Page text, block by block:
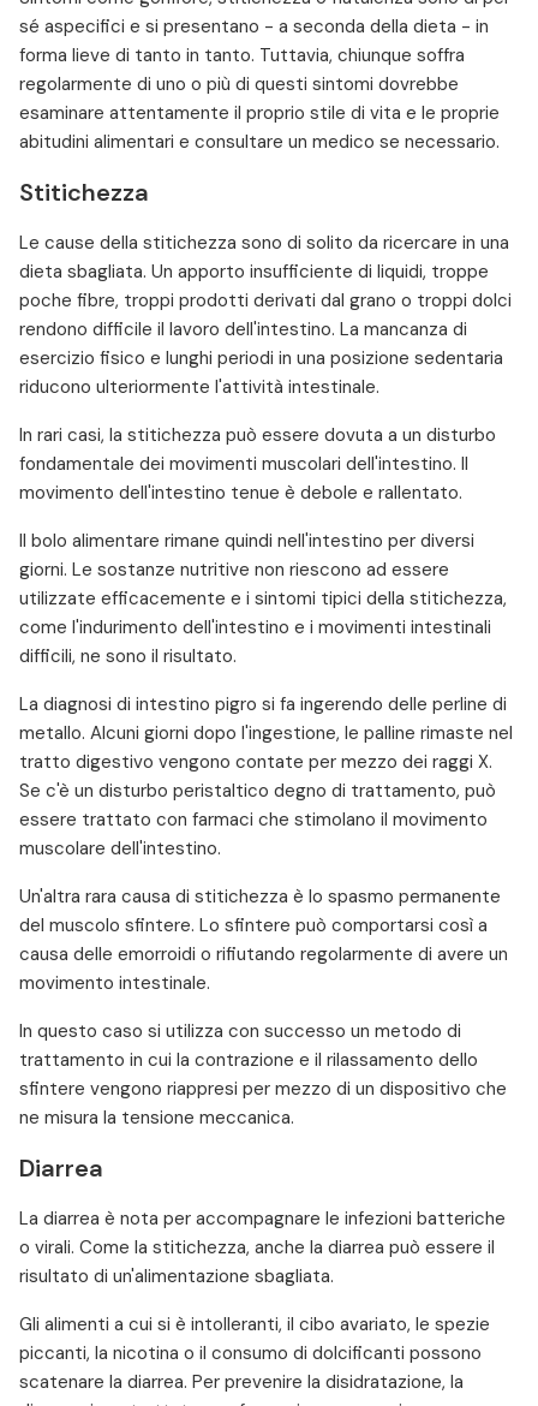
sé aspecifici e si presentano - a seconda della dieta - in
forma lieve di tanto in tanto. Tuttavia, chiunque soffra
regolarmente di uno o più di questi sintomi dovrebbe
esaminare attentamente il proprio stile di vita e le proprie
abitudini alimentari e consultare un medico se necessario.
Stitichezza
Le cause della stitichezza sono di solito da ricercare in una
dieta sbagliata. Un apporto insufficiente di liquidi, troppe
poche fibre, troppi prodotti derivati dal grano o troppi dolci
rendono difficile il lavoro dell'intestino. La mancanza di
esercizio fisico e lunghi periodi in una posizione sedentaria
riducono ulteriormente l'attività intestinale.
In rari casi, la stitichezza può essere dovuta a un disturbo
fondamentale dei movimenti muscolari dell'intestino. Il
movimento dell'intestino tenue è debole e rallentato.
Il bolo alimentare rimane quindi nell'intestino per diversi
giorni. Le sostanze nutritive non riescono ad essere
utilizzate efficacemente e i sintomi tipici della stitichezza,
come l'indurimento dell'intestino e i movimenti intestinali
difficili, ne sono il risultato.
La diagnosi di intestino pigro si fa ingerendo delle perline di
metallo. Alcuni giorni dopo l'ingestione, le palline rimaste nel
tratto digestivo vengono contate per mezzo dei raggi X.
Se c'è un disturbo peristaltico degno di trattamento, può
essere trattato con farmaci che stimolano il movimento
muscolare dell'intestino.
Un'altra rara causa di stitichezza è lo spasmo permanente
del muscolo sfintere. Lo sfintere può comportarsi così a
causa delle emorroidi o rifiutando regolarmente di avere un
movimento intestinale.
In questo caso si utilizza con successo un metodo di
trattamento in cui la contrazione e il rilassamento dello
sfintere vengono riappresi per mezzo di un dispositivo che
ne misura la tensione meccanica.
Diarrea
La diarrea è nota per accompagnare le infezioni batteriche
o virali. Come la stitichezza, anche la diarrea può essere il
risultato di un'alimentazione sbagliata.
Gli alimenti a cui si è intolleranti, il cibo avariato, le spezie
piccanti, la nicotina o il consumo di dolcificanti possono
scatenare la diarrea. Per prevenire la disidratazione, la